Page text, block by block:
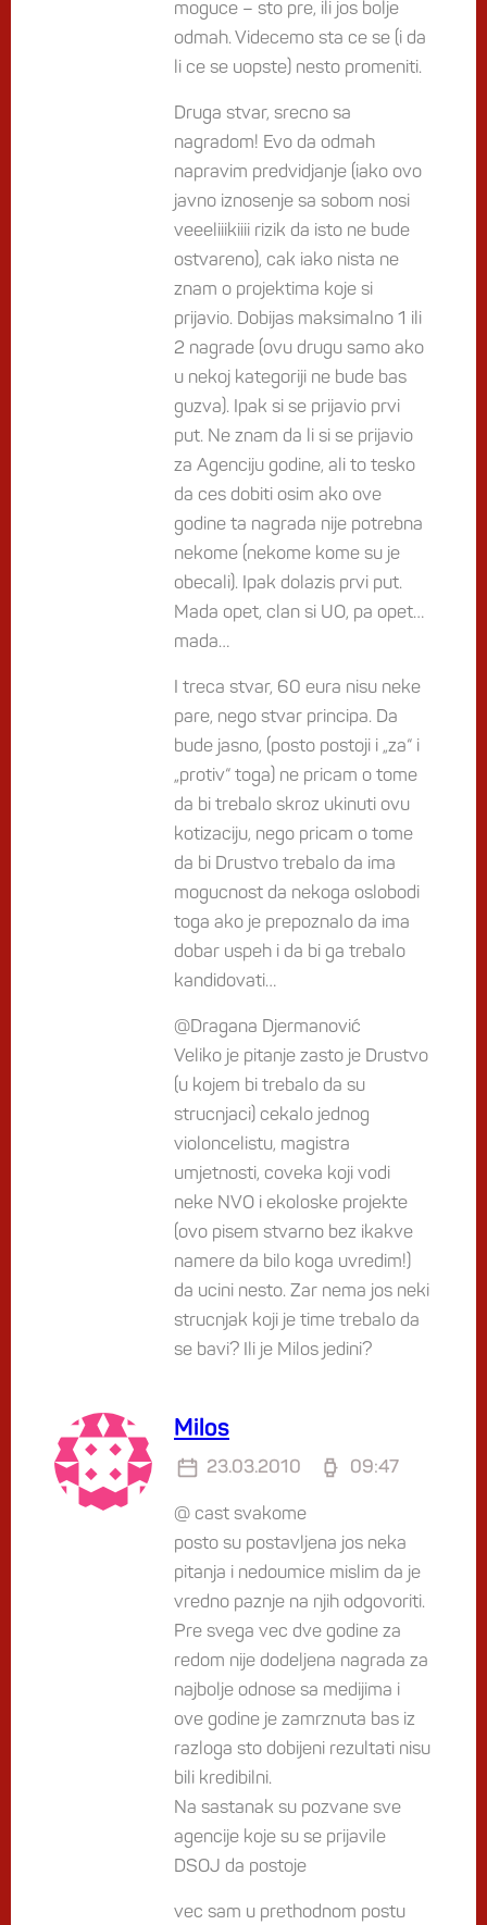
moguce – sto pre, ili jos bolje
odmah. Videcemo sta ce se (i da
li ce se uopste) nesto promeniti.
Druga stvar, srecno sa
nagradom! Evo da odmah
napravim predvidjanje (iako ovo
javno iznosenje sa sobom nosi
veeeliiikiiii rizik da isto ne bude
ostvareno), cak iako nista ne
znam o projektima koje si
prijavio. Dobijas maksimalno 1 ili
2 nagrade (ovu drugu samo ako
u nekoj kategoriji ne bude bas
guzva). Ipak si se prijavio prvi
put. Ne znam da li si se prijavio
za Agenciju godine, ali to tesko
da ces dobiti osim ako ove
godine ta nagrada nije potrebna
nekome (nekome kome su je
obecali). Ipak dolazis prvi put.
Mada opet, clan si UO, pa opet…
mada…
I treca stvar, 60 eura nisu neke
pare, nego stvar principa. Da
bude jasno, (posto postoji i „za“ i
„protiv“ toga) ne pricam o tome
da bi trebalo skroz ukinuti ovu
kotizaciju, nego pricam o tome
da bi Drustvo trebalo da ima
mogucnost da nekoga oslobodi
toga ako je prepoznalo da ima
dobar uspeh i da bi ga trebalo
kandidovati…
@Dragana Djermanović
Veliko je pitanje zasto je Drustvo
(u kojem bi trebalo da su
strucnjaci) cekalo jednog
violoncelistu, magistra
umjetnosti, coveka koji vodi
neke NVO i ekoloske projekte
(ovo pisem stvarno bez ikakve
namere da bilo koga uvredim!)
da ucini nesto. Zar nema jos neki
strucnjak koji je time trebalo da
se bavi? Ili je Milos jedini?
Milos
23.03.2010 09:47
@ cast svakome
posto su postavljena jos neka
pitanja i nedoumice mislim da je
vredno paznje na njih odgovoriti.
Pre svega vec dve godine za
redom nije dodeljena nagrada za
najbolje odnose sa medijima i
ove godine je zamrznuta bas iz
razloga sto dobijeni rezultati nisu
bili kredibilni.
Na sastanak su pozvane sve
agencije koje su se prijavile
DSOJ da postoje
vec sam u prethodnom postu